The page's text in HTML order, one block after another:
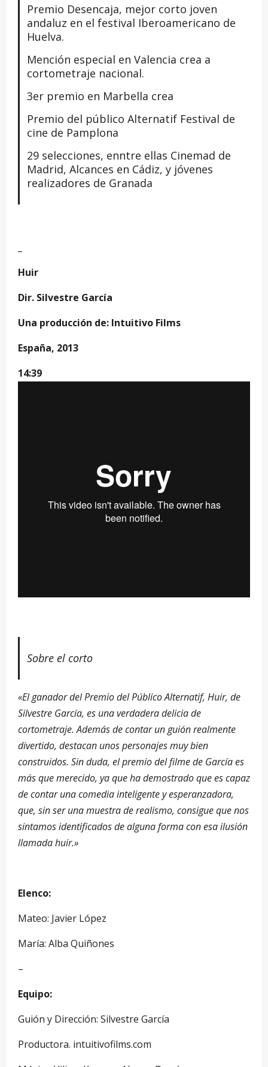
Premio Desencaja, mejor corto joven
andaluz en el festival Iberoamericano de
Huelva.
Mención especial en Valencia crea a
cortometraje nacional.
3er premio en Marbella crea
Premio del público Alternatif Festival de
cine de Pamplona
29 selecciones, enntre ellas Cinemad de
Madrid, Alcances en Cádiz, y jóvenes
realizadores de Granada
Huir
Dir. Silvestre García
Una producción de: Intuitivo Films
España, 2013
14:39
Sobre el corto
«El ganador del Premio del Público Alternatif, Huir, de
Silvestre García, es una verdadera delicia de
cortometraje. Además de contar un guión realmente
divertido, destacan unos personajes muy bien
construidos. Sin duda, el premio del filme de García es
más que merecido, ya que ha demostrado que es capaz
de contar una comedia inteligente y esperanzadora,
que, sin ser una muestra de realismo, consigue que nos
sintamos identificados de alguna forma con esa ilusión
llamada huir.»
Elenco:
Mateo: Javier López
María: Alba Quiñones
–
Equipo:
Guión y Dirección: Silvestre García
Productora. intuitivofilms.com